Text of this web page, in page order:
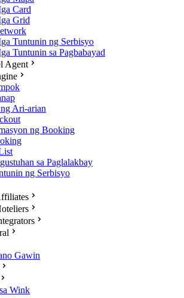
Card
Grid
Tuntunin ng Serbisyo
Tuntunin sa Pagbabayad
Agent
Ari-arian
ng Booking
sa Paglalakbay
ng Serbisyo
Gawin
Wink